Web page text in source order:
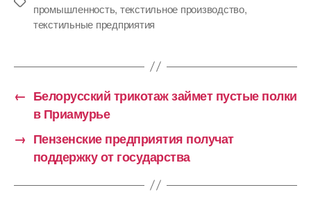
промышленность, текстильное производство,
текстильные предприятия
← Белорусский трикотаж займет пустые полки
в Приамурье
→ Пензенские предприятия получат
поддержку от государства